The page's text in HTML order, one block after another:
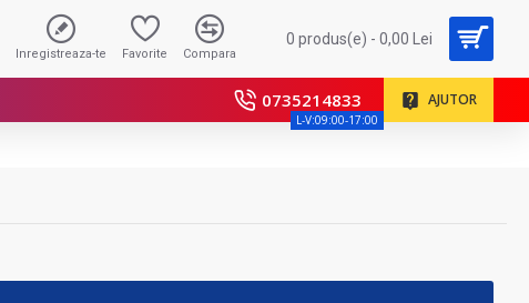
Inregistreaza-te Favorite Compara
0 produs(e) - 0,00 Lei
0735214833
L-V:09:00-17:00
AJUTOR